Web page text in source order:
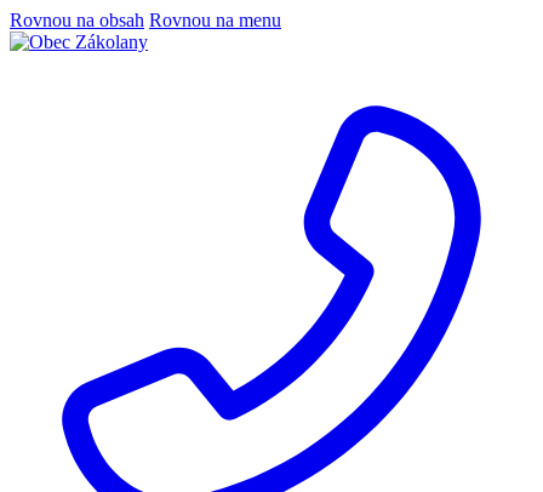
Rovnou na obsah Rovnou na menu